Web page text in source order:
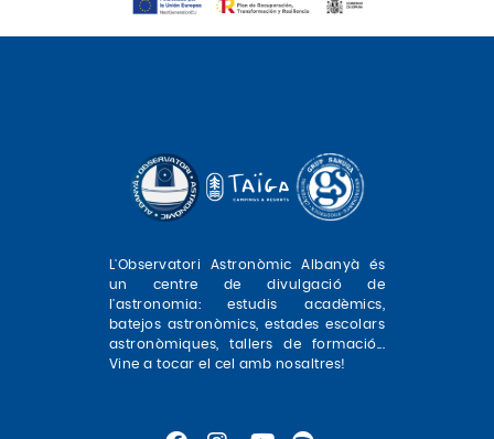
L'Observatori Astronòmic Albanyà és
un centre de divulgació de
l'astronomia: estudis acadèmics,
batejos astronòmics, estades escolars
astronòmiques, tallers de formació...
Vine a tocar el cel amb nosaltres!